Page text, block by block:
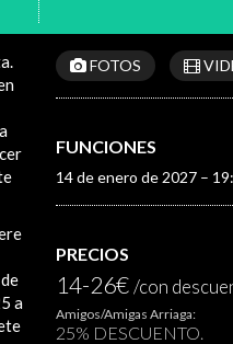
a
FOTOS
FUNCIONES
14 de enero de 2027 –
PRECIOS
14-26€/con
Amigos/Amigas Arriaga:
25% DESCUENTO.